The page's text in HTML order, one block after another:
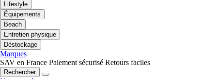
Lifestyle
Équipements
Beach
Entretien physique
Déstockage
Marques
SAV en France Paiement sécurisé Retours faciles
Rechercher